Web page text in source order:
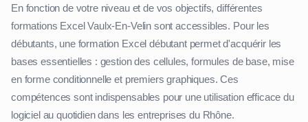
En fonction de votre niveau et de vos objectifs, différentes
formations Excel Vaulx-En-Velin sont accessibles. Pour les
débutants, une formation Excel débutant permet d'acquérir les
bases essentielles : gestion des cellules, formules de base, mise
en forme conditionnelle et premiers graphiques. Ces
compétences sont indispensables pour une utilisation efficace du
logiciel au quotidien dans les entreprises du Rhône.